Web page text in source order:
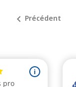
 Précédent